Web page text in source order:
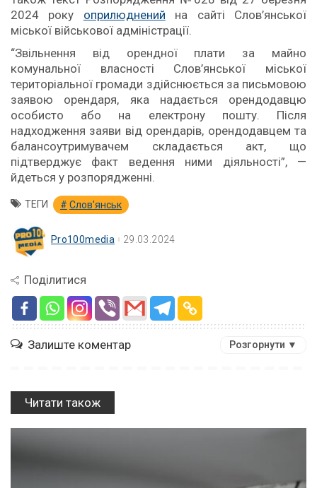
2024 року оприлюднений на сайті Слов’янської
міської військової адміністрації.
“Звільнення від орендної плати за майно
комунальної власності Слов’янської міської
територіальної громади здійснюється за письмовою
заявою орендаря, яка надається орендодавцю
особисто або на електрону пошту. Після
надходження заяви від орендарів, орендодавцем та
балансоутримувачем складається акт, що
підтверджує факт ведення ними діяльності”, —
йдеться у розпорядженні.
ТЕГИ Слов'янськ
Pro100media 29.03.2024
Поділитися
Залиште коментар Розгорнути ▼
Читати також